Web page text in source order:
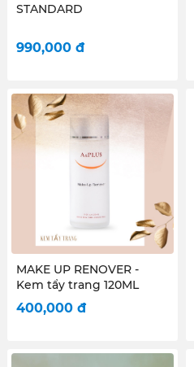
STANDARD
990,000 đ
MAKE UP RENOVER -
Kem tẩy trang 120ML
400,000 đ